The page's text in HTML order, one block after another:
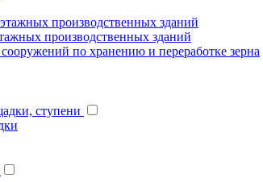
производственных зданий
производственных зданий
по хранению и переработке зерна
ступени